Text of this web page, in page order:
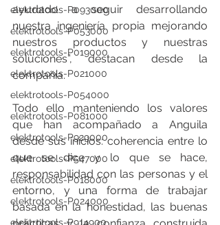
elektrotools-P093000
elektrotools-P053000
elektrotools-P019000
elektrotools-P021000
elektrotools-P054000
elektrotools-P081000
elektrotools-P929000
elektrotools-P547000
elektrotools-P018000
elektrotools-P024000
elektrotools-P914900
ayudado a seguir desarrollando
nuestra ingeniería propia mejorando
nuestros productos y nuestras
soluciones”, destacan desde la
compañía.
Todo ello manteniendo los valores
que han acompañado a Anguila
desde sus inicios: coherencia entre lo
que se dice y lo que se hace,
responsabilidad con las personas y el
entorno, y una forma de trabajar
basada en la honestidad, las buenas